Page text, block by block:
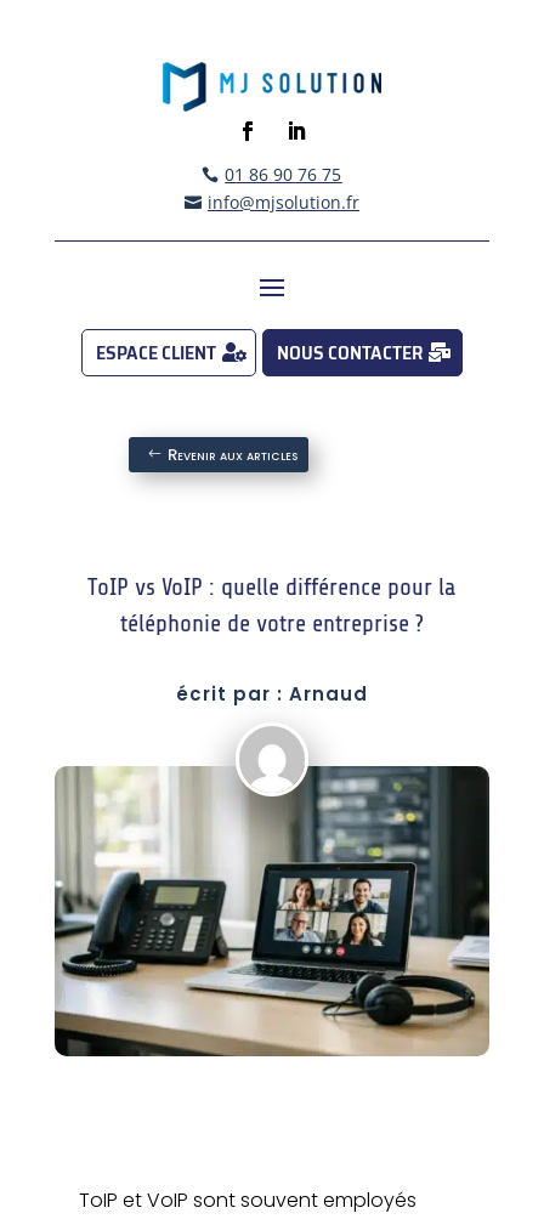
 01 86 90 76 75
 info@mjsolution.fr
ESPACE CLIENT NOUS CONTACTER
Revenir aux articles
ToIP vs VoIP : quelle différence pour la
téléphonie de votre entreprise ?
écrit par : Arnaud
ToIP et VoIP sont souvent employés